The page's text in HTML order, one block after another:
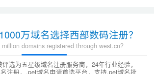
万域名选择西部数码注册？
domains registered through west.cn?
选为五星级域名注册服务商，24年行业经验，
注册，.pet域名申请首选平台，支持.pet域名批